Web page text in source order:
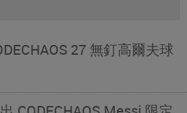
27 無釘高爾夫球